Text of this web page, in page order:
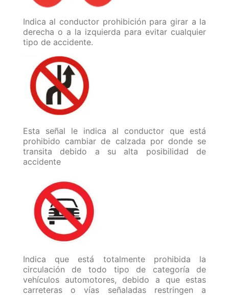
Indica al conductor prohibición para girar a la
derecha o a la izquierda para evitar cualquier
tipo de accidente.
Esta señal le indica al conductor que está
prohibido cambiar de calzada por donde se
transita debido a su alta posibilidad de
accidente
Indica que está totalmente prohibida la
circulación de todo tipo de categoría de
vehículos automotores, debido a que estas
carreteras o vías señaladas restringen a